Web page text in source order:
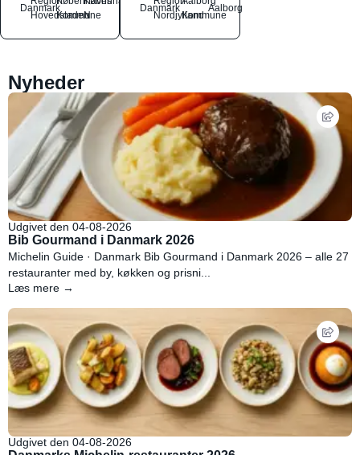
Danmark
Hovedstaden
Kommune
N
Danmark
NordjyllandKommune
Aalborg
Nyheder
Udgivet den 04-08-2026
Bib Gourmand i Danmark 2026
Michelin Guide · Danmark Bib Gourmand i Danmark 2026 – alle 27
restauranter med by, køkken og prisni...
Læs mere →
Udgivet den 04-08-2026